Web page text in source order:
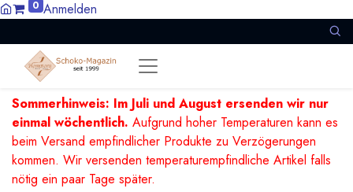
0 Anmelden
Sommerhinweis: Im Juli und August ersenden wir nur
einmal wöchentlich. Aufgrund hoher Temperaturen kann es
beim Versand empfindlicher Produkte zu Verzögerungen
kommen. Wir versenden temperaturempfindliche Artikel falls
nötig ein paar Tage später.